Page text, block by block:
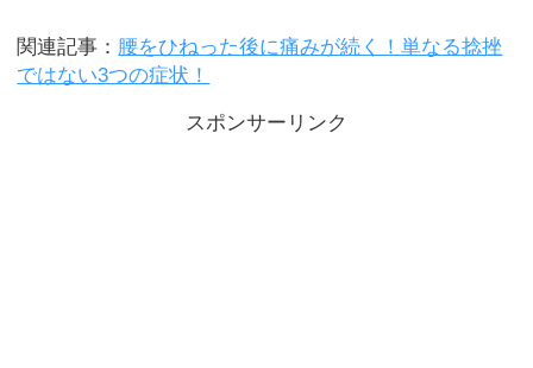
関連記事： 腰をひねった後に痛みが続く！単なる捻挫
ではない3つの症状！
スポンサーリンク